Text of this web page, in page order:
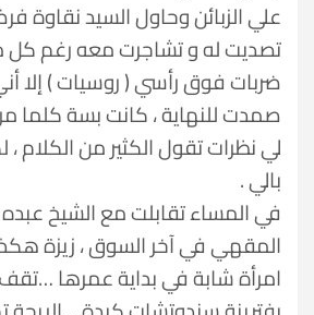
علي الزبائن وحاول السيد نقاوة
تصديت له و تشاجرت معه رغم كل
ضربات فوق رأسي ( روسيات ) إلا
صمدت للنهاية ، كانت بسة كلما
لي نظرات تقول الكثير من الكلام
بالي .
في المساء تقابلت مع الشيخ
المقهي في آخر السوق ، زيزة
امرأة شابة في بداية عمرها